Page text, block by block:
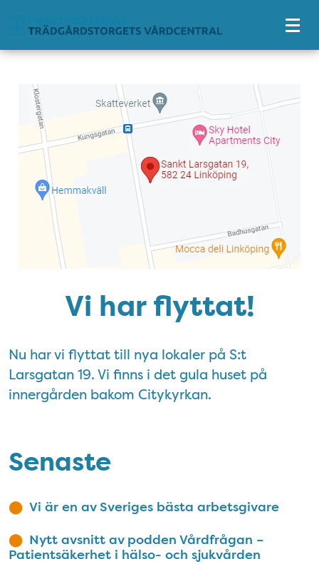
Vi har flyttat!
Nu har vi flyttat till nya lokaler på S:t
Larsgatan 19. Vi finns i det gula huset på
innergården bakom Citykyrkan.
Senaste
Vi är en av Sveriges bästa arbetsgivare
Nytt avsnitt av podden Vårdfrågan –
Patientsäkerhet i hälso- och sjukvården